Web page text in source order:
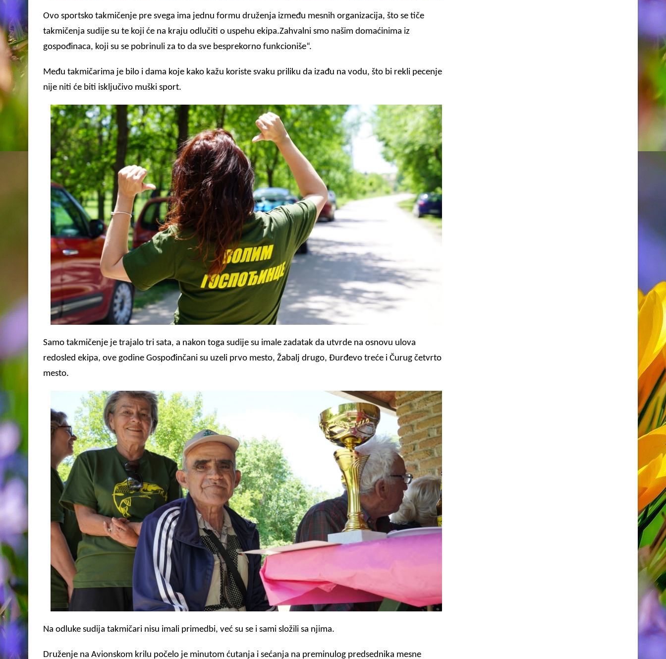
Ovo sportsko takmičenje pre svega ima jednu formu druženja između mesnih organizacija, što se tiče
takmičenja sudije su te koji će na kraju odlučiti o uspehu ekipa.Zahvalni smo našim domaćinima iz
gospođinaca, koji su se pobrinuli za to da sve besprekorno funkcioniše“.
Među takmičarima je bilo i dama koje kako kažu koriste svaku priliku da izađu na vodu, što bi rekli pecenje
nije niti će biti isključivo muški sport.
Samo takmičenje je trajalo tri sata, a nakon toga sudije su imale zadatak da utvrde na osnovu ulova
redosled ekipa, ove godine Gospođinčani su uzeli prvo mesto, Žabalj drugo, Đurđevo treće i Čurug četvrto
mesto.
Na odluke sudija takmičari nisu imali primedbi, već su se i sami složili sa njima.
Druženje na Avionskom krilu počelo je minutom ćutanja i sećanja na preminulog predsednika mesne